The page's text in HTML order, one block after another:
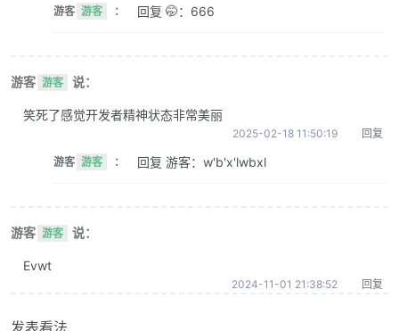
游客 游客 ： 回复 🤭：666
游客 游客 说：
笑死了感觉开发者精神状态非常美丽
2025-02-18 11:50:19 回复
游客 游客 ： 回复 游客：w'b'x'lwbxl
游客 游客 说：
Evwt
2024-11-01 21:38:52 回复
发表看法